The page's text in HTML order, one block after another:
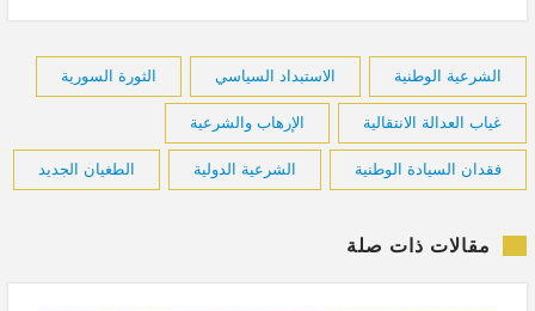
الشرعية الوطنية الاستبداد السياسي الثورة السورية
غياب العدالة الانتقالية الإرهاب والشرعية
فقدان السيادة الوطنية الشرعية الدولية الطغيان الجديد
مقالات ذات صلة